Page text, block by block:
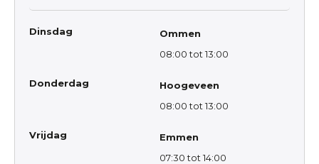
Dinsdag
Ommen
08:00 tot 13:00
Donderdag
Hoogeveen
08:00 tot 13:00
Vrijdag
Emmen
07:30 tot 14:00